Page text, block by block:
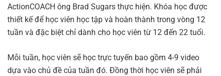
ActionCOACH ông Brad Sugars thực hiện. Khóa học được
thiết kế để học viên học tập và hoàn thành trong vòng 12
tuần và đặc biệt chỉ dành cho học viên từ 12 đến 22 tuổi.
Mỗi tuần, học viên sẽ học trực tuyến bao gồm 4-9 video
dựa vào chủ đề của tuần đó. Đồng thời học viên sẽ phải